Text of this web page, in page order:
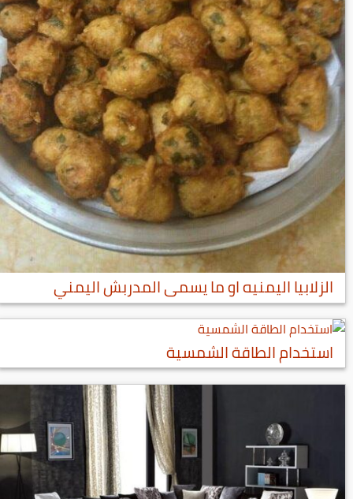
الزلابيا اليمنيه او ما يسمى المدربش اليمني
استخدام الطاقة الشمسية